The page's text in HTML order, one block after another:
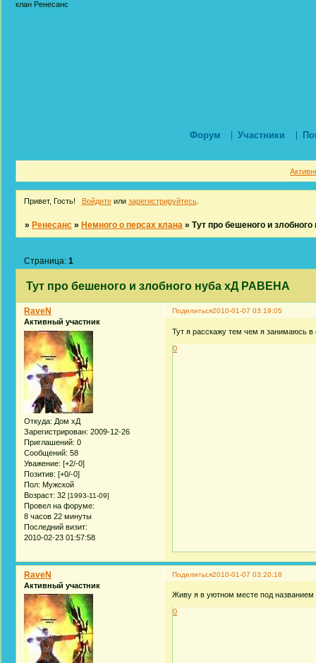
клан Ренесанс
Форум Участники
Привет, Гость! Войдитеили зарегистрируйтесь.
» Ренесанс » Немного о персах клана »Тут про бешеного и
Тут про бешеного и злобного нуба хД РАВЕНА
Страница:1
Поделиться2010-01-07 03:19:05
RaveN
Активный участник
Откуда: Дом хД
Зарегистрирован: 2009-12-26
Приглашений: 0
Сообщений: 58
Уважение: [+2/-0]
Позитив: [+0/-0]
Пол: Мужской
Возраст: 32 [1993-11-09]
Провел на форуме:
8 часов 22 минуты
Последний визит:
2010-02-23 01:57:58
Тут я расскажу тем чем я занимаюсь в
0
Поделиться2010-01-07 03:20:18
RaveN
Активный участник
Живу я в уютном месте под названием
0